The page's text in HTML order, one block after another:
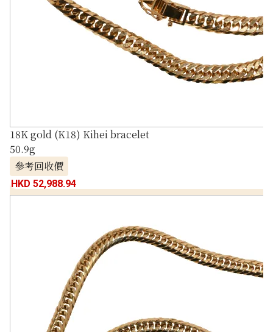
18K gold (K18) Kihei bracelet
50.9g
參考回收價
HKD 52,988.94